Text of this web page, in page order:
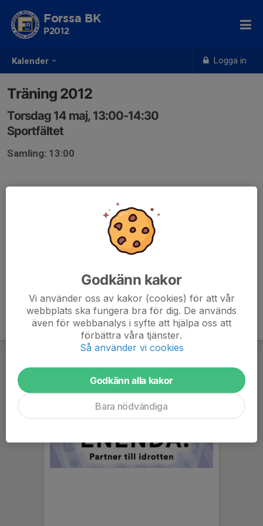
Kalender Logga in
Forssa BK
P2012
Träning 2012
Torsdag 14 maj, 13:00-14:30
Sportfältet
Samling: 13:00
Godkänn kakor
Vi använder oss av kakor (cookies) för att vår
webbplats ska fungera bra för dig. De används
även för webbanalys i syfte att hjälpa oss att
förbättra våra tjänster.
Så använder vi cookies
Godkänn alla kakor
Bara nödvändiga